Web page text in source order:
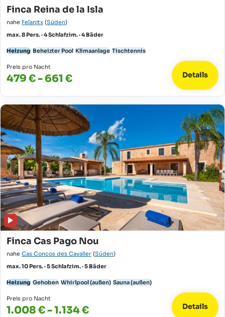
Finca Reina de la Isla
nahe Felanitx (Süden)
max. 8 Pers. · 4 Schlafzim. · 4 Bäder
Heizung Beheizter Pool Klimaanlage Tischtennis
Preis pro Nacht
479 € - 661 € Details
Finca Cas Pago Nou
nahe Cas Concos des Cavaller (Süden)
max. 10 Pers. · 5 Schlafzim. · 5 Bäder
Heizung Gehoben Whirlpool (außen) Sauna (außen)
Preis pro Nacht
1.008 € - 1.134 € Details